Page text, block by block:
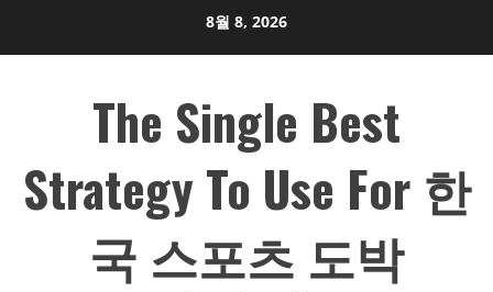
8월 8, 2026
The Single Best
Strategy To Use For 한
국 스포츠 도박